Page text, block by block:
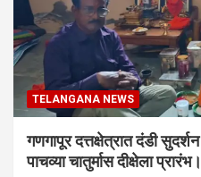
TELANGANA NEWS
गणगापूर दत्तक्षेत्रात दंडी सुदर्शन
पाचव्या चातुर्मास दीक्षेला प्रारंभ।